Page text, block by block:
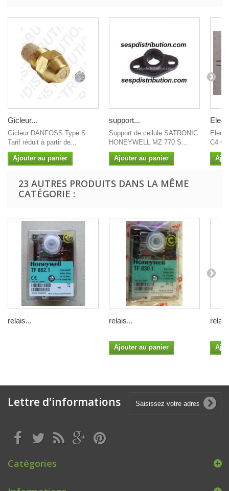
Gicleur...
Gicleur DANFOSS Type S
Tarif réduit à partir de...
Ajouter au panier
support...
Support de cellule SATRONIC
HONEYWELL MZ 770 S...
Ajouter au panier
C4
23 AUTRES PRODUITS DANS LA MÊME
CATÉGORIE :
relais... relais...
Ajouter au panier
Lettre d'informations
Catégories